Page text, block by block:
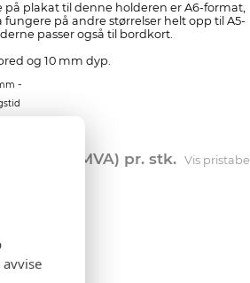
på plakat til denne holderen er A6-format,
fungere på andre størrelser helt opp til A5-
passer også til bordkort.
og 10 mm dyp.
-
(Eks. MVA) pr. stk. Vis pristabell